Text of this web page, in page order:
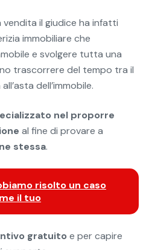
il giudice ha infatti
immobiliare che
e svolgere tutta una
trascorrere del tempo tra il
dell’immobile.
nel proporre
al fine di provare a
stessa.
risolto un caso
il tuo
gratuito e per capire